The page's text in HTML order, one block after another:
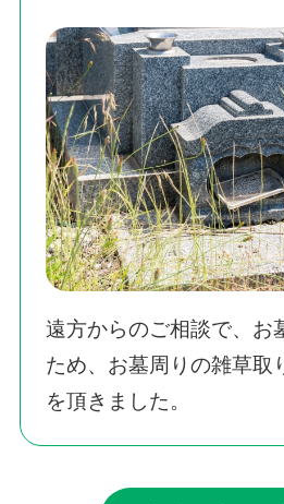
遠方からのご相談で、お
ため、お墓周りの雑草取
を頂きました。